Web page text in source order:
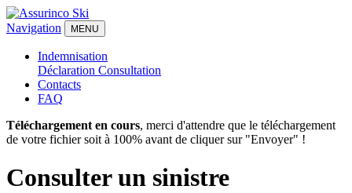
Navigation MENU
Indemnisation
Déclaration Consultation
Contacts
FAQ
Téléchargement en cours, merci d'attendre que le téléchargement
de votre fichier soit à 100% avant de cliquer sur "Envoyer" !
Consulter un sinistre